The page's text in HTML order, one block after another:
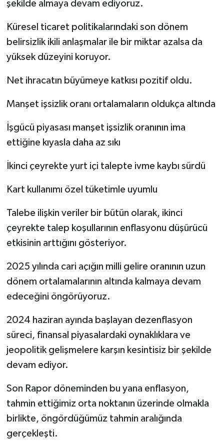
şekilde almaya devam ediyoruz.
Küresel ticaret politikalarındaki son dönem
belirsizlik ikili anlaşmalar ile bir miktar azalsa da
yüksek düzeyini koruyor.
Net ihracatın büyümeye katkısı pozitif oldu.
Manşet işsizlik oranı ortalamaların oldukça altında
İşgücü piyasası manşet işsizlik oranının ima
ettiğine kıyasla daha az sıkı
İkinci çeyrekte yurt içi talepte ivme kaybı sürdü
Kart kullanımı özel tüketimle uyumlu
Talebe ilişkin veriler bir bütün olarak, ikinci
çeyrekte talep koşullarının enflasyonu düşürücü
etkisinin arttığını gösteriyor.
2025 yılında cari açığın milli gelire oranının uzun
dönem ortalamalarının altında kalmaya devam
edeceğini öngörüyoruz.
2024 haziran ayında başlayan dezenflasyon
süreci, finansal piyasalardaki oynaklıklara ve
jeopolitik gelişmelere karşın kesintisiz bir şekilde
devam ediyor.
Son Rapor döneminden bu yana enflasyon,
tahmin ettiğimiz orta noktanın üzerinde olmakla
birlikte, öngördüğümüz tahmin aralığında
gerçekleşti.